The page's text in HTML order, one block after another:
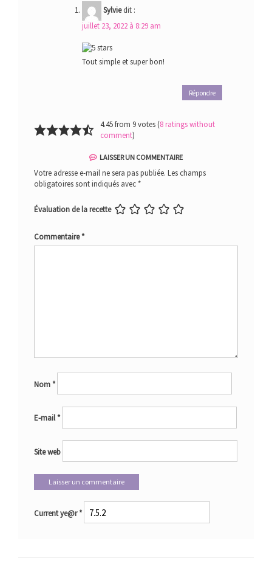
Sylvie dit :
juillet 23, 2022 à 8:29 am
Tout simple et super bon!
Répondre
4.45 from 9 votes (8 ratings without
comment)
LAISSER UN COMMENTAIRE
Votre adresse e-mail ne sera pas publiée. Les champs
obligatoires sont indiqués avec *
Évaluation de la recette
Commentaire*
Nom*
E-mail*
Site web
Current ye@r*